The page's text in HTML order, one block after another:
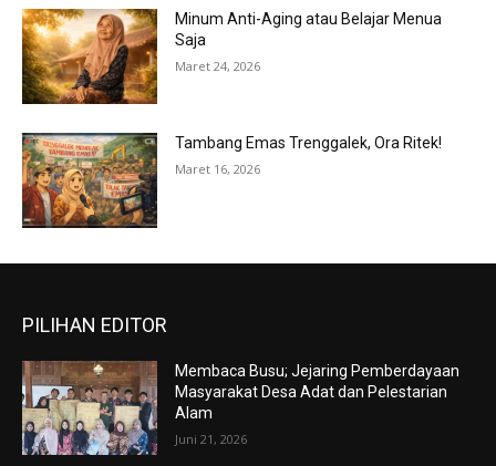
Minum Anti-Aging atau Belajar Menua
Saja
Maret 24, 2026
Tambang Emas Trenggalek, Ora Ritek!
Maret 16, 2026
PILIHAN EDITOR
Membaca Busu; Jejaring Pemberdayaan
Masyarakat Desa Adat dan Pelestarian
Alam
Juni 21, 2026